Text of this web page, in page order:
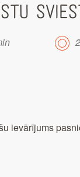
ievārījums